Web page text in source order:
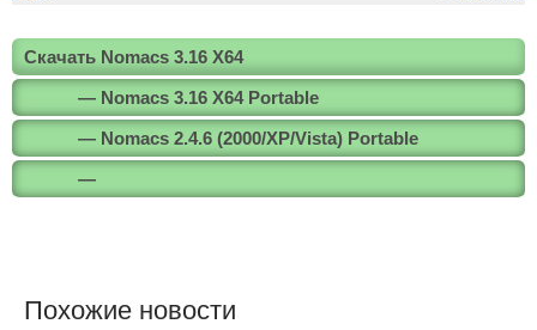
Скачать Nomacs 3.16 X64
— Nomacs 3.16 X64 Portable
— Nomacs 2.4.6 (2000/XP/Vista) Portable
—
Похожие новости